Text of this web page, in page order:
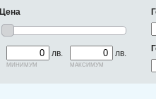
Цена
лв.
минимум
лв.
максимум